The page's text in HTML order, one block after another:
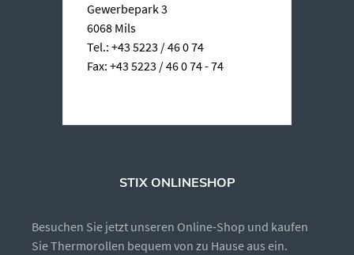
Gewerbepark 3
6068 Mils
Tel.: +43 5223 / 46 0 74
Fax: +43 5223 / 46 0 74 - 74
STIX ONLINESHOP
Besuchen Sie jetzt unseren Online-Shop und kaufen
Sie Thermorollen bequem von zu Hause aus ein.